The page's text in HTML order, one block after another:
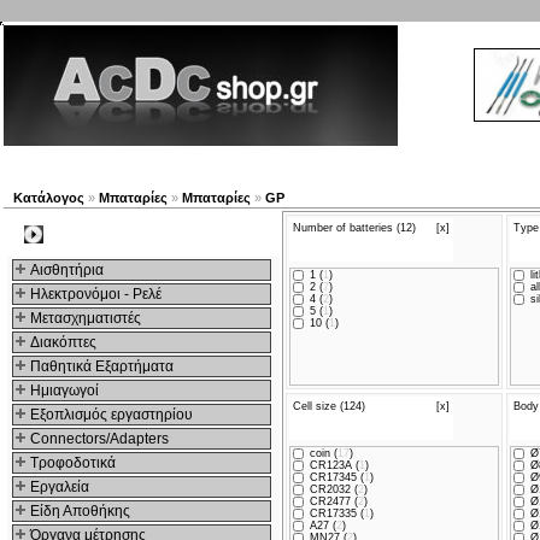
Κατάλογος » Μπαταρίες » Μπαταρίες » GP
Αισθητήρια
Ηλεκτρονόμοι - Ρελέ
Μετασχηματιστές
Διακόπτες
Παθητικά Εξαρτήματα
Hμιαγωγοί
Εξοπλισμός εργαστηρίου
Connectors/Adapters
Τροφοδοτικά
Εργαλεία
Είδη Αποθήκης
Όργανα μέτρησης
Number of batteries (12) [x]
1 (1)
2 (7)
4 (2)
5 (1)
10 (1)
Cell size (124) [x]
coin (17)
CR123A (1)
CR17345 (1)
CR2032 (2)
CR2477 (2)
CR17335 (1)
A27 (2)
MN27 (2)